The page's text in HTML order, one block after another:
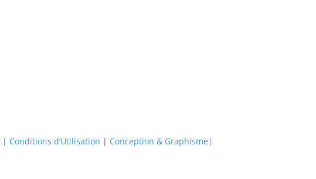
| Conditions d’Utilisation | Conception & Graphisme|